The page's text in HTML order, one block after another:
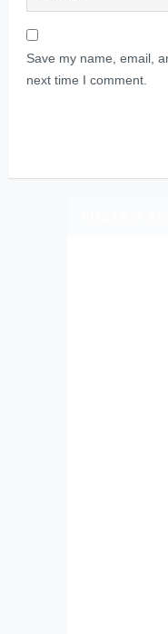
Save my name, email,
next time I comment.